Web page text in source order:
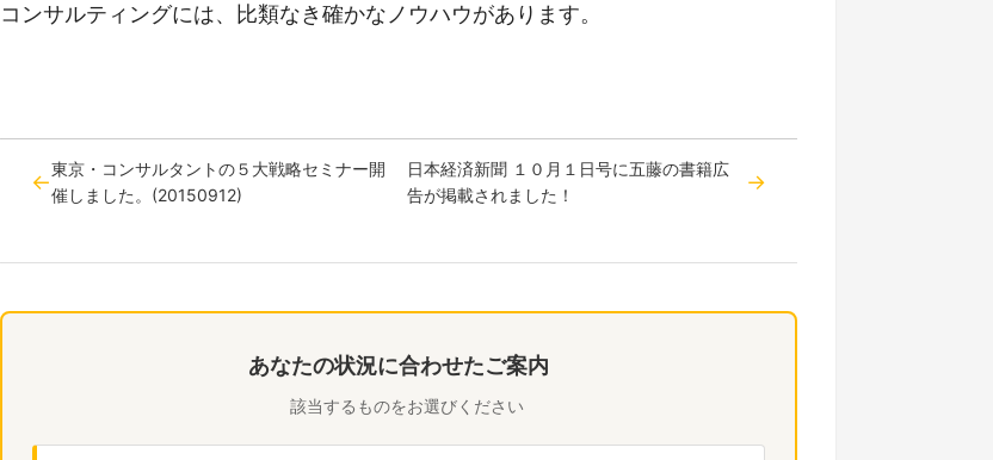
コンサルティングには、比類なき確かなノウハウがあります。
あなたの状況に合わせたご案内
該当するものをお選びください
東京・コンサルタントの５大戦略セミナー開
催しました。(20150912)
日本経済新聞 １０月１日号に五藤の書籍広
告が掲載されました！